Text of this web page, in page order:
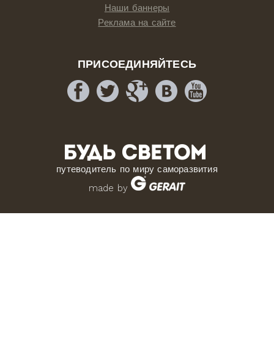
Наши баннеры
Реклама на сайте
ПРИСОЕДИНЯЙТЕСЬ
путеводитель по миру саморазвития
made by